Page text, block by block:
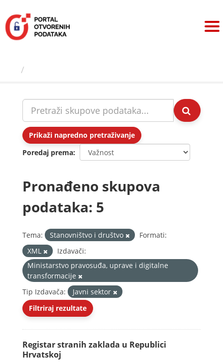
sadržaj
Prikaži napredno pretraživanje
Poredaj prema
Pronađeno skupova
podataka: 5
Tema: Stanovništvo i društvo
Formati:
XML
Izdavači:
Ministarstvo pravosuđa, uprave i digitalne
transformacije
Tip Izdavača:
Javni sektor
Filtriraj rezultate
Registar stranih zaklada u Republici
Hrvatskoj